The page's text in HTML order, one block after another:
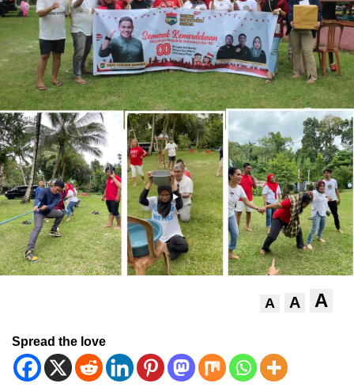
A A A
Spread the love